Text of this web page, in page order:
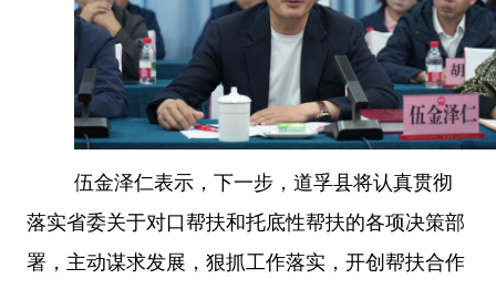
伍金泽仁表示，下一步，道孚县将认真贯彻
落实省委关于对口帮扶和托底性帮扶的各项决策部
署，主动谋求发展，狠抓工作落实，开创帮扶合作